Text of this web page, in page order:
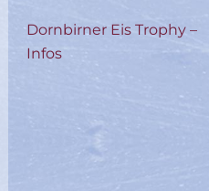
Dornbirner Eis Trophy –
Infos